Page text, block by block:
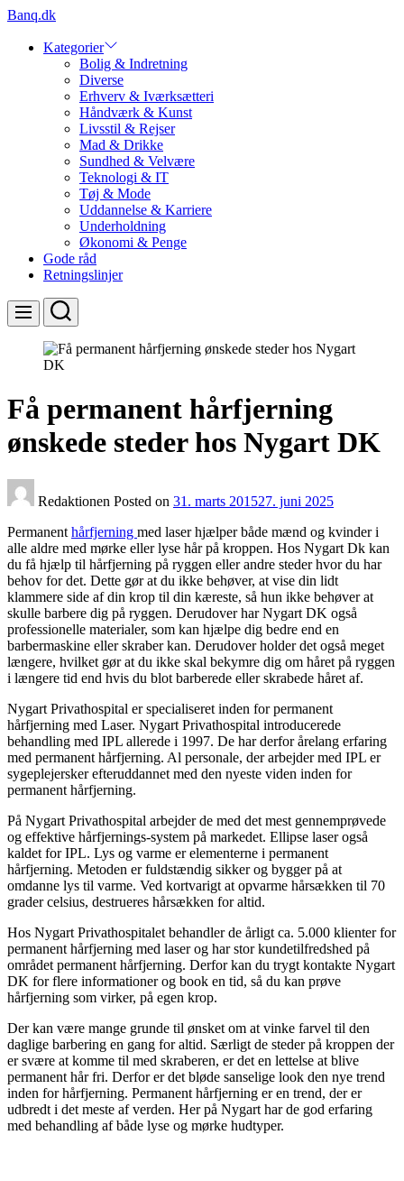
Skip
content
Banq.dk
Kategorier
Bolig & Indretning
Diverse
Erhverv & Iværksætteri
Håndværk & Kunst
Livsstil & Rejser
Mad & Drikke
Sundhed & Velvære
Teknologi & IT
Tøj & Mode
Uddannelse & Karriere
Underholdning
Økonomi & Penge
Gode råd
Retningslinjer
Menu Search
Få permanent hårfjerning
ønskede steder hos Nygart DK
Redaktionen Posted on 31. marts 201527. juni 2025
Permanent hårfjerning med laser hjælper både mænd og kvinder i
alle aldre med mørke eller lyse hår på kroppen. Hos Nygart Dk kan
du få hjælp til hårfjerning på ryggen eller andre steder hvor du har
behov for det. Dette gør at du ikke behøver, at vise din lidt
klammere side af din krop til din kæreste, så hun ikke behøver at
skulle barbere dig på ryggen. Derudover har Nygart DK også
professionelle materialer, som kan hjælpe dig bedre end en
barbermaskine eller skraber kan. Derudover holder det også meget
længere, hvilket gør at du ikke skal bekymre dig om håret på ryggen
i længere tid end hvis du blot barberede eller skrabede håret af.
Nygart Privathospital er specialiseret inden for permanent
hårfjerning med Laser. Nygart Privathospital introducerede
behandling med IPL allerede i 1997. De har derfor årelang erfaring
med permanent hårfjerning. Al personale, der arbejder med IPL er
sygeplejersker efteruddannet med den nyeste viden inden for
permanent hårfjerning.
På Nygart Privathospital arbejder de med det mest gennemprøvede
og effektive hårfjernings-system på markedet. Ellipse laser også
kaldet for IPL. Lys og varme er elementerne i permanent
hårfjerning. Metoden er fuldstændig sikker og bygger på at
omdanne lys til varme. Ved kortvarigt at opvarme hårsækken til 70
grader celsius, destrueres hårsækken for altid.
Hos Nygart Privathospitalet behandler de årligt ca. 5.000 klienter for
permanent hårfjerning med laser og har stor kundetilfredshed på
området permanent hårfjerning. Derfor kan du trygt kontakte Nygart
DK for flere informationer og book en tid, så du kan prøve
hårfjerning som virker, på egen krop.
Der kan være mange grunde til ønsket om at vinke farvel til den
daglige barbering en gang for altid. Særligt de steder på kroppen der
er svære at komme til med skraberen, er det en lettelse at blive
permanent hår fri. Derfor er det bløde sanselige look den nye trend
inden for hårfjerning. Permanent hårfjerning er en trend, der er
udbredt i det meste af verden. Her på Nygart har de god erfaring
med behandling af både lyse og mørke hudtyper.